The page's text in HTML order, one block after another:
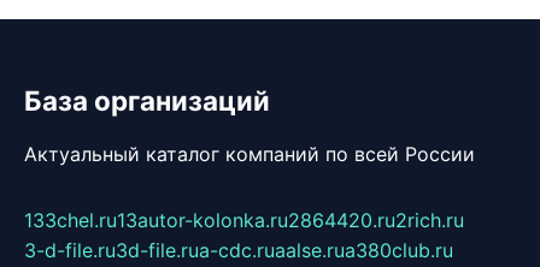
База организаций
Актуальный каталог компаний по всей России
133chel.ru13autor-kolonka.ru2864420.ru2rich.ru
3-d-file.ru3d-file.rua-cdc.ruaalse.rua380club.ru